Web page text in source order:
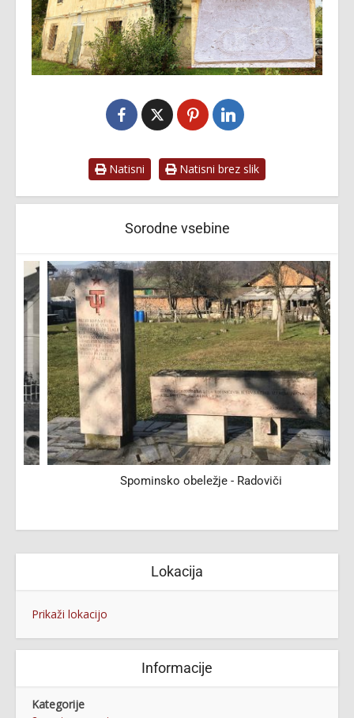
Natisni Natisni brez slik
Sorodne vsebine
Spominsko obeležje - Radoviči
Lokacija
Prikaži lokacijo
Informacije
Kategorije